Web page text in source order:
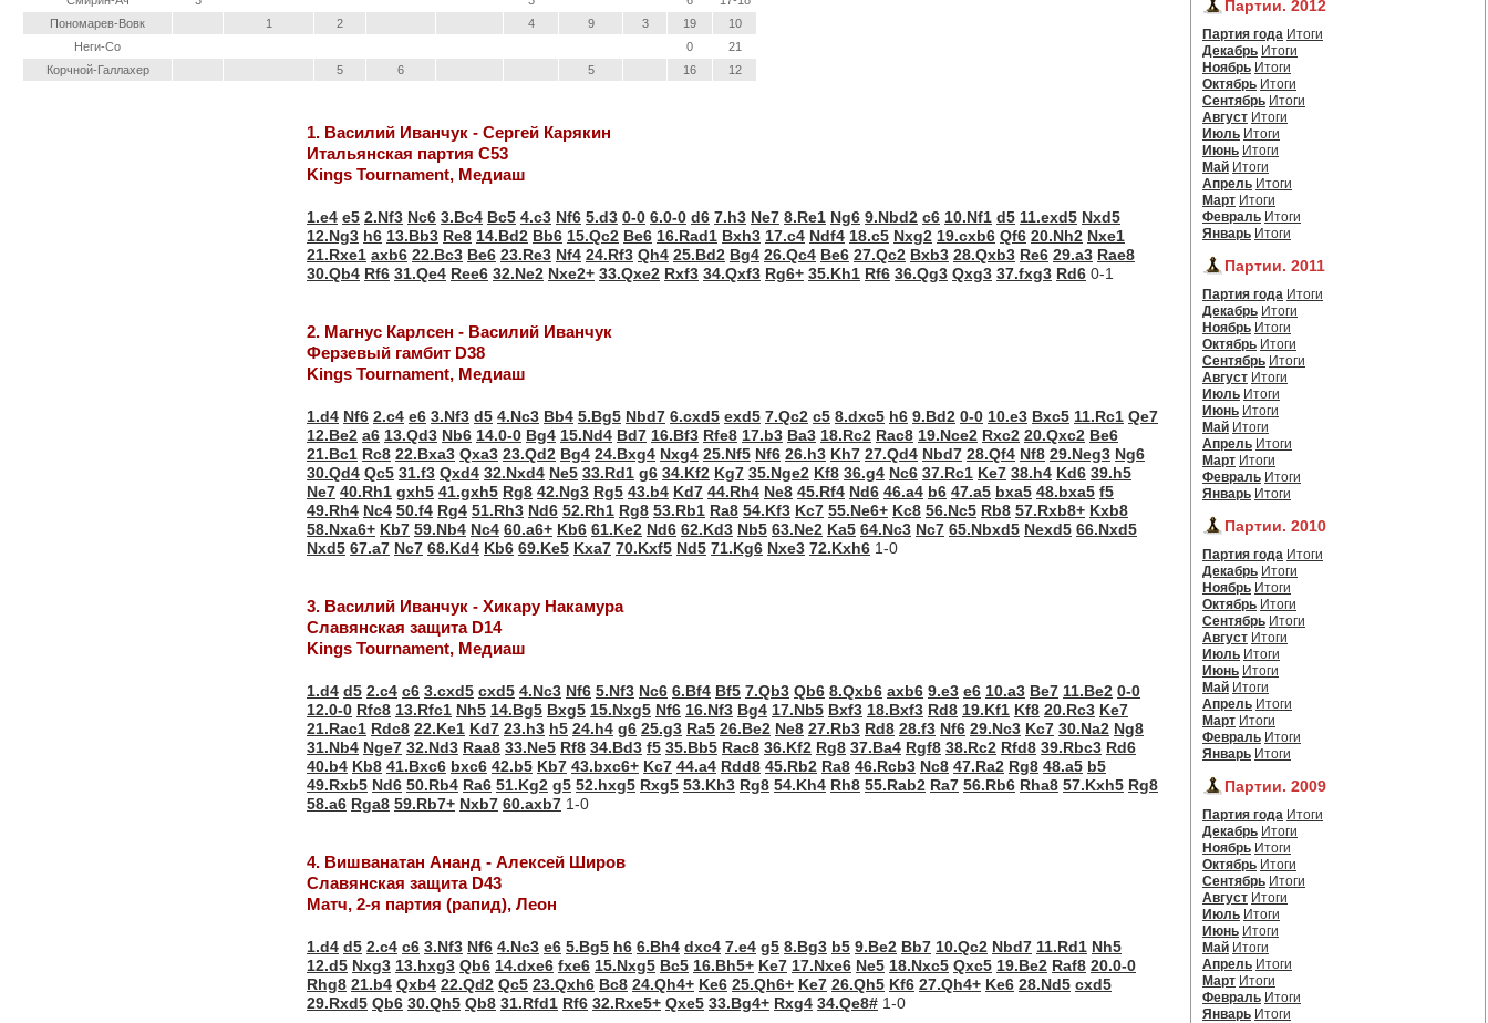
Пономарев-Вовк
1 2 4 9 3 19
10
Неги-Со
0
21
Корчной-Галлахер
5 6 5 16 12
1. Василий Иванчук - Сергей Карякин
Итальянская партия С53
Kings Tournament, Медиаш
1.e4 e5 2.Nf3 Nc6 3.Bc4 Bc5 4.c3 Nf6 5.d3 0-0 6.0-0 d6 7.h3 Ne7 8.Re1 Ng6 9.Nbd2 c6 10.Nf1 d5 11.exd5 Nxd5
12.Ng3 h6 13.Bb3 Re8 14.Bd2 Bb6 15.Qc2 Be6 16.Rad1 Bxh3 17.c4 Ndf4 18.c5 Nxg2 19.cxb6 Qf6 20.Nh2 Nxe1
21.Rxe1 axb6 22.Bc3 Be6 23.Re3 Nf4 24.Rf3 Qh4 25.Bd2 Bg4 26.Qc4 Be6 27.Qc2 Bxb3 28.Qxb3 Re6 29.a3 Rae8
30.Qb4 Rf6 31.Qe4 Ree6 32.Ne2 Nxe2+ 33.Qxe2 Rxf3 34.Qxf3 Rg6+ 35.Kh1 Rf6 36.Qg3 Qxg3 37.fxg3 Rd6 0-1
2. Магнус Карлсен - Василий Иванчук
Ферзевый гамбит D38
Kings Tournament, Медиаш
1.d4 Nf6 2.c4 e6 3.Nf3 d5 4.Nc3 Bb4 5.Bg5 Nbd7 6.cxd5 exd5 7.Qc2 c5 8.dxc5 h6 9.Bd2 0-0 10.e3 Bxc5 11.Rc1 Qe7
12.Be2 a6 13.Qd3 Nb6 14.0-0 Bg4 15.Nd4 Bd7 16.Bf3 Rfe8 17.b3 Ba3 18.Rc2 Rac8 19.Nce2 Rxc2 20.Qxc2 Be6
21.Bc1 Rc8 22.Bxa3 Qxa3 23.Qd2 Bg4 24.Bxg4 Nxg4 25.Nf5 Nf6 26.h3 Kh7 27.Qd4 Nbd7 28.Qf4 Nf8 29.Neg3 Ng6
30.Qd4 Qc5 31.f3 Qxd4 32.Nxd4 Ne5 33.Rd1 g6 34.Kf2 Kg7 35.Nge2 Kf8 36.g4 Nc6 37.Rc1 Ke7 38.h4 Kd6 39.h5
Ne7 40.Rh1 gxh5 41.gxh5 Rg8 42.Ng3 Rg5 43.b4 Kd7 44.Rh4 Ne8 45.Rf4 Nd6 46.a4 b6 47.a5 bxa5 48.bxa5 f5
49.Rh4 Nc4 50.f4 Rg4 51.Rh3 Nd6 52.Rh1 Rg8 53.Rb1 Ra8 54.Kf3 Kc7 55.Ne6+ Kc8 56.Nc5 Rb8 57.Rxb8+ Kxb8
58.Nxa6+ Kb7 59.Nb4 Nc4 60.a6+ Kb6 61.Ke2 Nd6 62.Kd3 Nb5 63.Ne2 Ka5 64.Nc3 Nc7 65.Nbxd5 Nexd5 66.Nxd5
Nxd5 67.a7 Nc7 68.Kd4 Kb6 69.Ke5 Kxa7 70.Kxf5 Nd5 71.Kg6 Nxe3 72.Kxh6 1-0
3. Василий Иванчук - Хикару Накамура
Славянская защита D14
Kings Tournament, Медиаш
1.d4 d5 2.c4 c6 3.cxd5 cxd5 4.Nc3 Nf6 5.Nf3 Nc6 6.Bf4 Bf5 7.Qb3 Qb6 8.Qxb6 axb6 9.e3 e6 10.a3 Be7 11.Be2 0-0
12.0-0 Rfc8 13.Rfc1 Nh5 14.Bg5 Bxg5 15.Nxg5 Nf6 16.Nf3 Bg4 17.Nb5 Bxf3 18.Bxf3 Rd8 19.Kf1 Kf8 20.Rc3 Ke7
21.Rac1 Rdc8 22.Ke1 Kd7 23.h3 h5 24.h4 g6 25.g3 Ra5 26.Be2 Ne8 27.Rb3 Rd8 28.f3 Nf6 29.Nc3 Kc7 30.Na2 Ng8
31.Nb4 Nge7 32.Nd3 Raa8 33.Ne5 Rf8 34.Bd3 f5 35.Bb5 Rac8 36.Kf2 Rg8 37.Ba4 Rgf8 38.Rc2 Rfd8 39.Rbc3 Rd6
40.b4 Kb8 41.Bxc6 bxc6 42.b5 Kb7 43.bxc6+ Kc7 44.a4 Rdd8 45.Rb2 Ra8 46.Rcb3 Nc8 47.Ra2 Rg8 48.a5 b5
49.Rxb5 Nd6 50.Rb4 Ra6 51.Kg2 g5 52.hxg5 Rxg5 53.Kh3 Rg8 54.Kh4 Rh8 55.Rab2 Ra7 56.Rb6 Rha8 57.Kxh5 Rg8
58.a6 Rga8 59.Rb7+ Nxb7 60.axb7 1-0
4. Вишванатан Ананд - Алексей Широв
Славянская защита D43
Матч, 2-я партия (рапид), Леон
1.d4 d5 2.c4 c6 3.Nf3 Nf6 4.Nc3 e6 5.Bg5 h6 6.Bh4 dxc4 7.e4 g5 8.Bg3 b5 9.Be2 Bb7 10.Qc2 Nbd7 11.Rd1 Nh5
12.d5 Nxg3 13.hxg3 Qb6 14.dxe6 fxe6 15.Nxg5 Bc5 16.Bh5+ Ke7 17.Nxe6 Ne5 18.Nxc5 Qxc5 19.Be2 Raf8 20.0-0
Rhg8 21.b4 Qxb4 22.Qd2 Qc5 23.Qxh6 Bc8 24.Qh4+ Ke6 25.Qh6+ Ke7 26.Qh5 Kf6 27.Qh4+ Ke6 28.Nd5 cxd5
29.Rxd5 Qb6 30.Qh5 Qb8 31.Rfd1 Rf6 32.Rxe5+ Qxe5 33.Bg4+ Rxg4 34.Qe8# 1-0
Партии. 2012
Партия года Итоги
Декабрь Итоги
Ноябрь Итоги
Октябрь Итоги
Сентябрь Итоги
Август Итоги
Июль Итоги
Июнь Итоги
Май Итоги
Апрель Итоги
Март Итоги
Февраль Итоги
Январь Итоги
Партии. 2011
Партия года Итоги
Декабрь Итоги
Ноябрь Итоги
Октябрь Итоги
Сентябрь Итоги
Август Итоги
Июль Итоги
Июнь Итоги
Май Итоги
Апрель Итоги
Март Итоги
Февраль Итоги
Январь Итоги
Партии. 2010
Партия года Итоги
Декабрь Итоги
Ноябрь Итоги
Октябрь Итоги
Сентябрь Итоги
Август Итоги
Июль Итоги
Июнь Итоги
Май Итоги
Апрель Итоги
Март Итоги
Февраль Итоги
Январь Итоги
Партии. 2009
Партия года Итоги
Декабрь Итоги
Ноябрь Итоги
Октябрь Итоги
Сентябрь Итоги
Август Итоги
Июль Итоги
Июнь Итоги
Май Итоги
Апрель Итоги
Март Итоги
Февраль Итоги
Январь Итоги